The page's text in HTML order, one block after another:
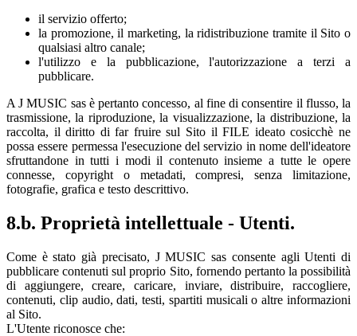
il servizio offerto;
la promozione, il marketing, la ridistribuzione tramite il Sito o
qualsiasi altro canale;
l'utilizzo e la pubblicazione, l'autorizzazione a terzi a
pubblicare.
A J MUSIC sas è pertanto concesso, al fine di consentire il flusso, la
trasmissione, la riproduzione, la visualizzazione, la distribuzione, la
raccolta, il diritto di far fruire sul Sito il FILE ideato cosicchè ne
possa essere permessa l'esecuzione del servizio in nome dell'ideatore
sfruttandone in tutti i modi il contenuto insieme a tutte le opere
connesse, copyright o metadati, compresi, senza limitazione,
fotografie, grafica e testo descrittivo.
8.b. Proprietà intellettuale - Utenti.
Come è stato già precisato, J MUSIC sas consente agli Utenti di
pubblicare contenuti sul proprio Sito, fornendo pertanto la possibilità
di aggiungere, creare, caricare, inviare, distribuire, raccogliere,
contenuti, clip audio, dati, testi, spartiti musicali o altre informazioni
al Sito.
L'Utente riconosce che: